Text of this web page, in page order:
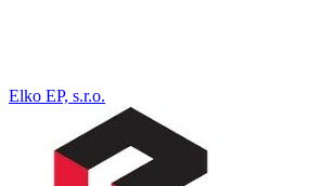
Elko EP, s.r.o.